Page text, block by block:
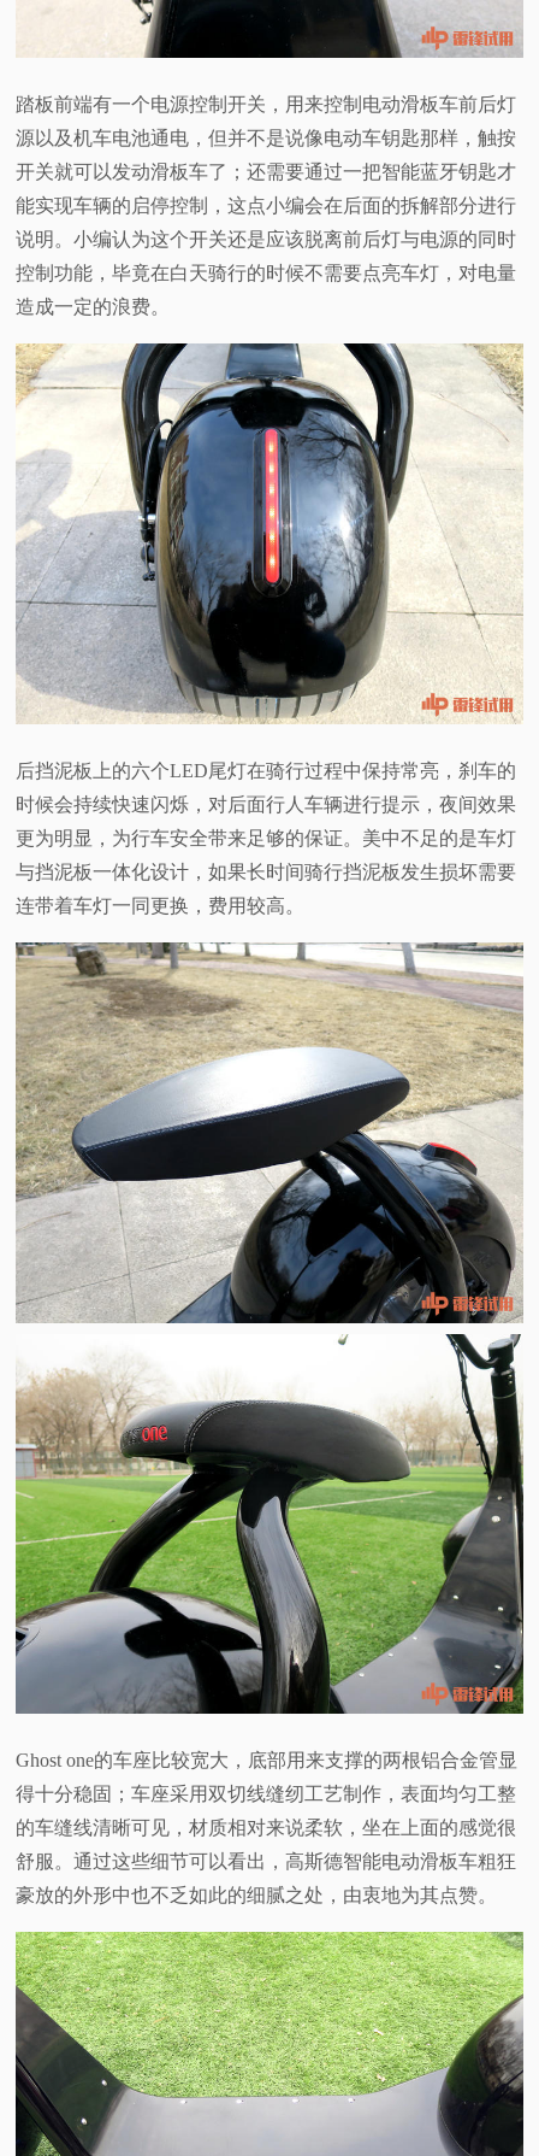
踏板前端有一个电源控制开关，用来控制电动滑板车前后灯
源以及机车电池通电，但并不是说像电动车钥匙那样，触按
开关就可以发动滑板车了；还需要通过一把智能蓝牙钥匙才
能实现车辆的启停控制，这点小编会在后面的拆解部分进行
说明。小编认为这个开关还是应该脱离前后灯与电源的同时
控制功能，毕竟在白天骑行的时候不需要点亮车灯，对电量
造成一定的浪费。
后挡泥板上的六个LED尾灯在骑行过程中保持常亮，刹车的
时候会持续快速闪烁，对后面行人车辆进行提示，夜间效果
更为明显，为行车安全带来足够的保证。美中不足的是车灯
与挡泥板一体化设计，如果长时间骑行挡泥板发生损坏需要
连带着车灯一同更换，费用较高。
Ghost one的车座比较宽大，底部用来支撑的两根铝合金管显
得十分稳固；车座采用双切线缝纫工艺制作，表面均匀工整
的车缝线清晰可见，材质相对来说柔软，坐在上面的感觉很
舒服。通过这些细节可以看出，高斯德智能电动滑板车粗狂
豪放的外形中也不乏如此的细腻之处，由衷地为其点赞。